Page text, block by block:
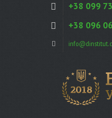
+38 099
+38 096